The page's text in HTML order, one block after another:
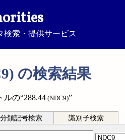
検索・提供サービス
の検索結果
の“288.44 (NDC9)”
分類記号検索 識別子検索